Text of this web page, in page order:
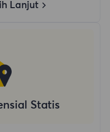
Lanjut
Statis